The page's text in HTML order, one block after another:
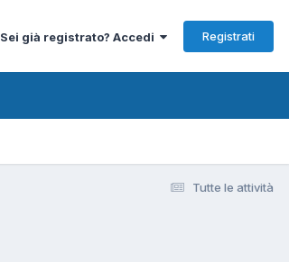
Sei già registrato? Accedi Registrati
Tutte le attività